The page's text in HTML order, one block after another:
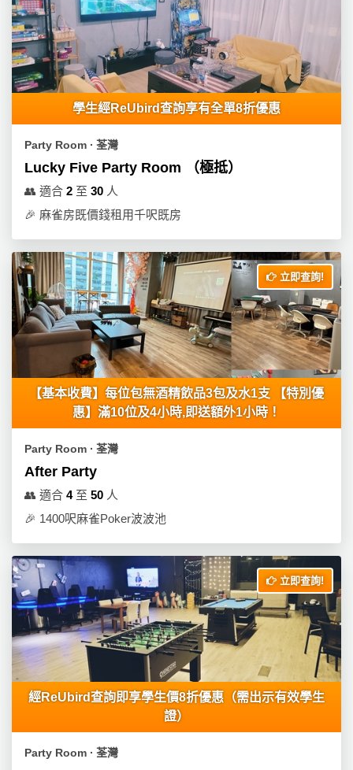
學生經ReUbird查詢享有全單8折優惠
Party Room ∙ 荃灣
Lucky Five Party Room （極抵）
👥 適合 2 至 30 人
🎉 麻雀房既價錢租用千呎既房
立即查詢!
【基本收費】每位包無酒精飲品3包及水1支 【特別優
惠】滿10位及4小時,即送額外1小時！
Party Room ∙ 荃灣
After Party
👥 適合 4至 50 人
🎉 1400呎麻雀Poker波波池
立即查詢!
經ReUbird查詢即享學生價8折優惠（需出示有效學生
證）
Party Room ∙ 荃灣